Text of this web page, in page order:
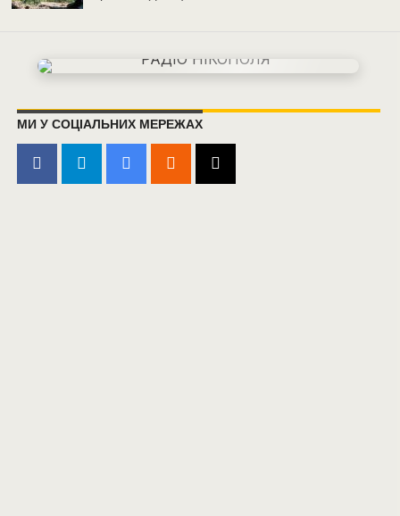
МИ У СОЦІАЛЬНИХ МЕРЕЖАХ